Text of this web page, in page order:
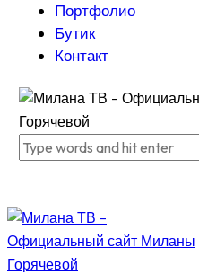
Портфолио
Бутик
Контакт